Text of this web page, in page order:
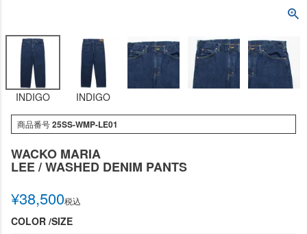
INDIGO INDIGO
商品番号25SS-WMP-LE01
WACKO MARIA
LEE / WASHED DENIM PANTS
¥38,500税込
COLOR SIZE